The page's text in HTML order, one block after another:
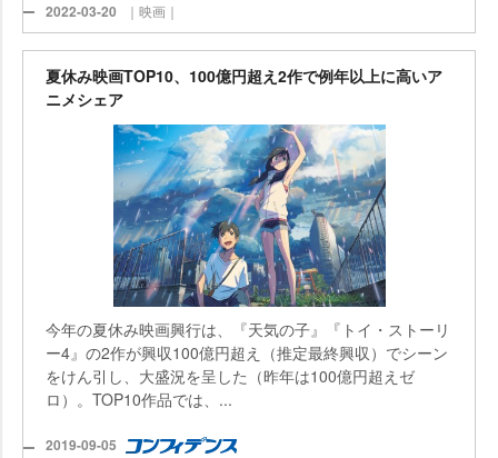
2022-03-20 ｜映画｜
夏休み映画TOP10、100億円超え2作で例年以上に高いア
ニメシェア
今年の夏休み映画興行は、『天気の子』『トイ・ストーリ
ー4』の2作が興収100億円超え（推定最終興収）でシーン
をけん引し、大盛況を呈した（昨年は100億円超えゼ
ロ）。TOP10作品では、...
2019-09-05